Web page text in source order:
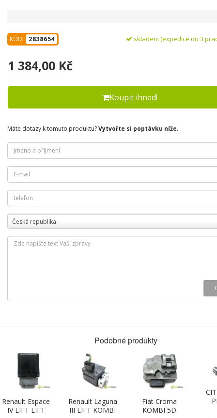
KÓD: 2838654 skladem (expedice do 3
1 384,00 Kč
Koupit ihned!
Máte dotazy k tomuto produktu?Vytvořte si poptávku níže.
Česká republika
Podobné produkty
Renault Espace
IV LIFT LIFT
Renault Laguna
III LIFT KOMBI
Fiat Croma
KOMBI 5D